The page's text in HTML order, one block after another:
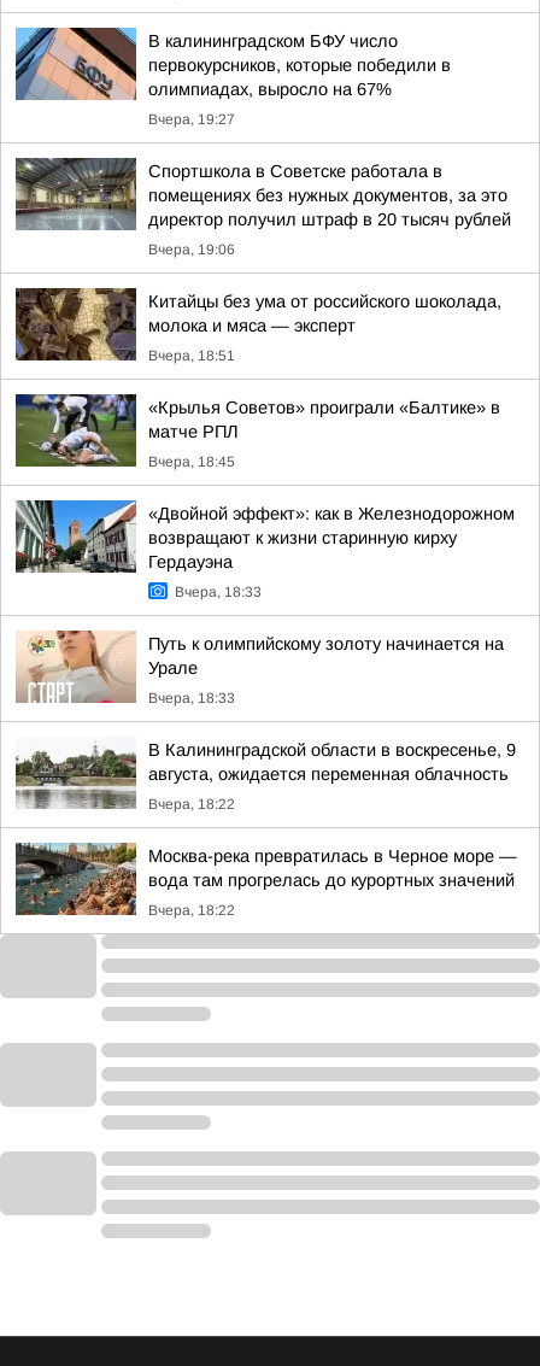
В калининградском БФУ число
первокурсников, которые победили в
олимпиадах, выросло на 67%
Вчера, 19:27
Спортшкола в Советске работала в
помещениях без нужных документов, за это
директор получил штраф в 20 тысяч рублей
Вчера, 19:06
Китайцы без ума от российского шоколада,
молока и мяса — эксперт
Вчера, 18:51
«Крылья Советов» проиграли «Балтике» в
матче РПЛ
Вчера, 18:45
«Двойной эффект»: как в Железнодорожном
возвращают к жизни старинную кирху
Гердауэна
Вчера, 18:33
Путь к олимпийскому золоту начинается на
Урале
Вчера, 18:33
В Калининградской области в воскресенье, 9
августа, ожидается переменная облачность
Вчера, 18:22
Москва-река превратилась в Черное море —
вода там прогрелась до курортных значений
Вчера, 18:22